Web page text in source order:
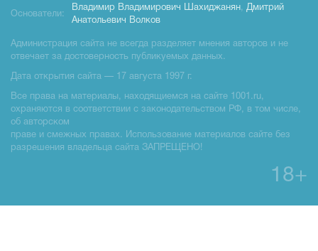
Основатели:
Владимир Владимирович Шахиджанян, Дмитрий
Анатольевич Волков
Администрация сайта не всегда разделяет мнения авторов и не
отвечает за достоверность публикуемых данных.
Дата открытия сайта — 17 августа 1997 г.
Все права на материалы, находящиемся на сайте 1001.ru,
охраняются в соответствии с законодательством РФ, в том числе,
об авторском
праве и смежных правах. Использование материалов сайте без
разрешения владельца сайта ЗАПРЕЩЕНО!
18+